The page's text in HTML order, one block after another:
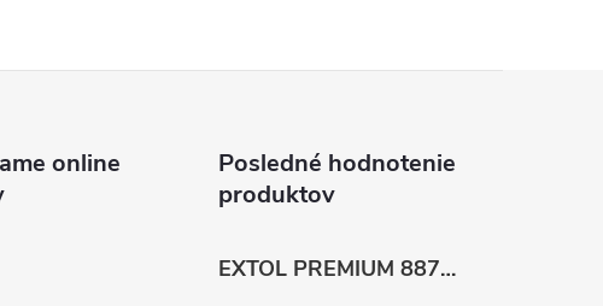
online
Posledné hodnotenie
produktov
EXTOL PREMIUM 8872105 Nožnice záhradnícke dlhé úzke, 200mm, max. prestrih Ø6mm